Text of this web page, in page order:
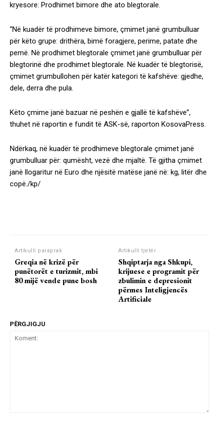
kryesore: Prodhimet bimore dhe ato blegtorale.
“Në kuadër të prodhimeve bimore, çmimet janë grumbulluar
për këto grupe: drithëra, bimë foragjere, perime, patate dhe
pemë. Në prodhimet blegtorale çmimet janë grumbulluar për
blegtorinë dhe prodhimet blegtorale. Në kuadër të blegtorisë,
çmimet grumbullohen për katër kategori të kafshëve: gjedhe,
dele, derra dhe pula.
Këto çmime janë bazuar në peshën e gjallë të kafshëve”,
thuhet në raportin e fundit të ASK-së, raporton KosovaPress.
Ndërkaq, në kuadër të prodhimeve blegtorale çmimet janë
grumbulluar për: qumësht, vezë dhe mjaltë. Të gjitha çmimet
janë llogaritur në Euro dhe njësitë matëse janë në: kg, litër dhe
copë./kp/
Artikulli paraprak
Greqia në krizë për
punëtorët e turizmit, mbi
80 mijë vende pune bosh
Artikulli tjetër
Shqiptarja nga Shkupi,
krijuese e programit për
zbulimin e depresionit
përmes Inteligjencës
Artificiale
PËRGJIGJU